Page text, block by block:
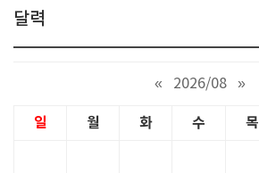
달력
« 2026/08 »
일 월 화 수 목